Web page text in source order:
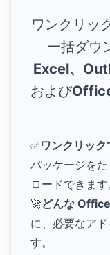
ワンクリッ
一括ダウ
Excel、
および
✅ワンクリッ
パッケージを
ロードできます
🚀どんな
に、必要なア
す。